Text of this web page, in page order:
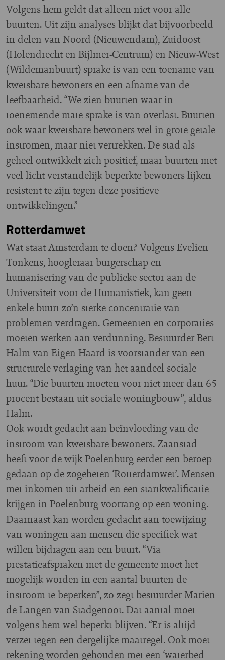
Volgens hem geldt dat alleen niet voor alle
buurten. Uit zijn analyses blijkt dat bijvoorbeeld
in delen van Noord (Nieuwendam), Zuidoost
(Holendrecht en Bijlmer-Centrum) en Nieuw-West
(Wildemanbuurt) sprake is van een toename van
kwetsbare bewoners en een afname van de
leefbaarheid. “We zien buurten waar in
toenemende mate sprake is van overlast. Buurten
ook waar kwetsbare bewoners wel in grote getale
instromen, maar niet vertrekken. De stad als
geheel ontwikkelt zich positief, maar buurten met
veel licht verstandelijk beperkte bewoners lijken
resistent te zijn tegen deze positieve
ontwikkelingen.”
Rotterdamwet
Wat staat Amsterdam te doen? Volgens Evelien
Tonkens, hoogleraar burgerschap en
humanisering van de publieke sector aan de
Universiteit voor de Humanistiek, kan geen
enkele buurt zo’n sterke concentratie van
problemen verdragen. Gemeenten en corporaties
moeten werken aan verdunning. Bestuurder Bert
Halm van Eigen Haard is voorstander van een
structurele verlaging van het aandeel sociale
huur. “Die buurten moeten voor niet meer dan 65
procent bestaan uit sociale woningbouw”, aldus
Halm.
Ook wordt gedacht aan beïnvloeding van de
instroom van kwetsbare bewoners. Zaanstad
heeft voor de wijk Poelenburg eerder een beroep
gedaan op de zogeheten ‘Rotterdamwet’. Mensen
met inkomen uit arbeid en een startkwalificatie
krijgen in Poelenburg voorrang op een woning.
Daarnaast kan worden gedacht aan toewijzing
van woningen aan mensen die specifiek wat
willen bijdragen aan een buurt. “Via
prestatieafspraken met de gemeente moet het
mogelijk worden in een aantal buurten de
instroom te beperken”, zo zegt bestuurder Marien
de Langen van Stadgenoot. Dat aantal moet
volgens hem wel beperkt blijven. “Er is altijd
verzet tegen een dergelijke maatregel. Ook moet
rekening worden gehouden met een ‘waterbed-